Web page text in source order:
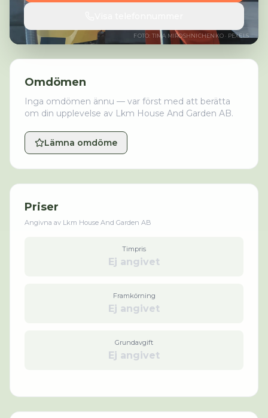
FOTO: TIMA MIROSHNICHENKO· PEXELS
Omdömen
Inga omdömen ännu — var först med att berätta
om din upplevelse av Lkm House And Garden AB.
Lämna omdöme
Priser
Angivna av Lkm House And Garden AB
Timpris
Ej angivet
Framkörning
Ej angivet
Grundavgift
Ej angivet